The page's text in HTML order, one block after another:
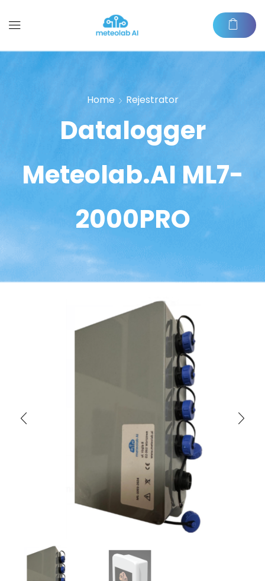
Home Rejestrator
Datalogger
Meteolab.AI ML7-
2000PRO